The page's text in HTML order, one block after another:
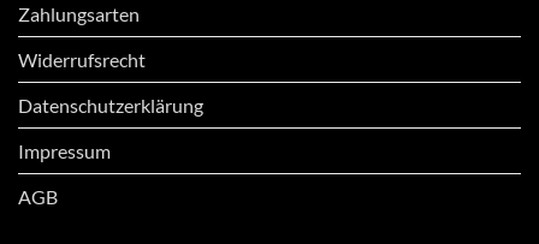
Zahlungsarten
Widerrufsrecht
Datenschutzerklärung
Impressum
AGB